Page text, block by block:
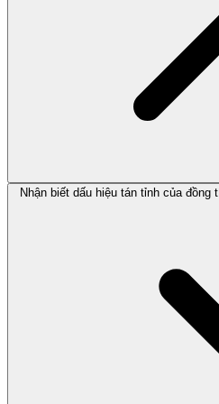
Nhận biết dấu hiệu tán tỉnh của